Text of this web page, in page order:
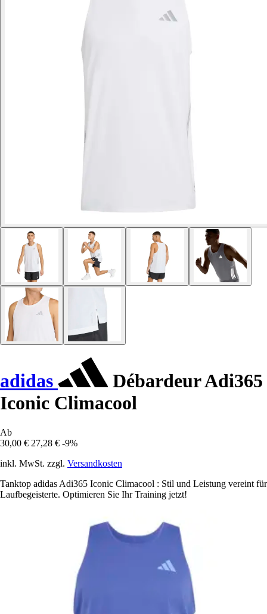
adidas
Débardeur Adi365
Iconic Climacool
Ab
30,00 € 27,28 € -9%
inkl. MwSt. zzgl. Versandkosten
Tanktop adidas Adi365 Iconic Climacool : Stil und Leistung vereint für
Laufbegeisterte. Optimieren Sie Ihr Training jetzt!